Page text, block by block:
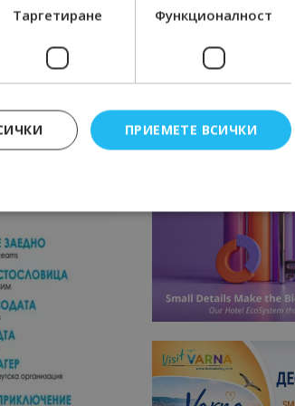
Таргетиране Функционалност
ПРИЕМЕТЕ ВСИЧКИ
на уебсайта, като потребителско влизане и
без строго необходими бисквитки.
бисквитка се използва, за да запомните съгласието
за използването на бисквитки на сайта.